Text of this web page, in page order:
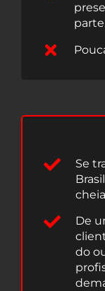
Se
De
do